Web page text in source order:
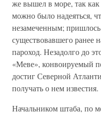
же вышел в море, так
можно было надеяться,
незамеченным; пришлось
существовавшего ранее
пароход. Незадолго до
«Меве», конвоируемый
достиг Северной
получать о нем известия.
Начальником штаба, по